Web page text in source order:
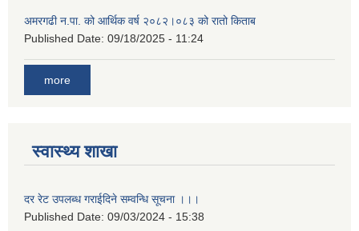
अमरगढी न.पा. को आर्थिक वर्ष २०८२।०८३ को रातो किताब
Published Date: 09/18/2025 - 11:24
more
स्वास्थ्य शाखा
दर रेट उपलब्ध गराईदिने सम्वन्धि सूचना ।।।
Published Date: 09/03/2024 - 15:38